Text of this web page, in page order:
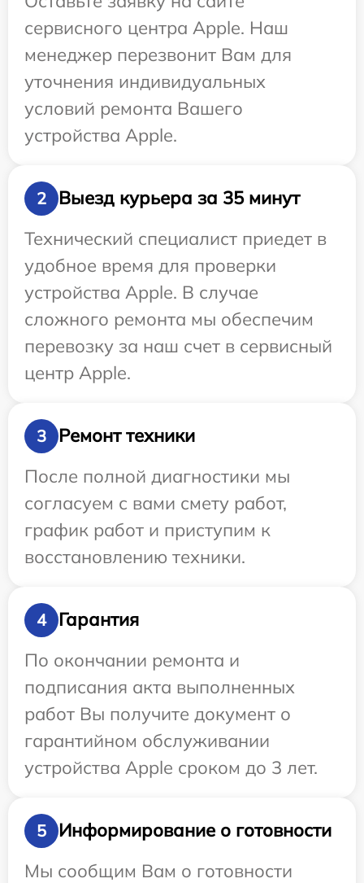
сервисного центра Apple. Наш
менеджер перезвонит Вам для
уточнения индивидуальных
условий ремонта Вашего
устройства Apple.
2
Выезд курьера за 35 минут
Технический специалист приедет в
удобное время для проверки
устройства Apple. В случае
сложного ремонта мы обеспечим
перевозку за наш счет в сервисный
центр Apple.
3
Ремонт техники
После полной диагностики мы
согласуем с вами смету работ,
график работ и приступим к
восстановлению техники.
4
Гарантия
По окончании ремонта и
подписания акта выполненных
работ Вы получите документ о
гарантийном обслуживании
устройства Apple сроком до 3 лет.
5
Информирование о готовности
Мы сообщим Вам о готовности